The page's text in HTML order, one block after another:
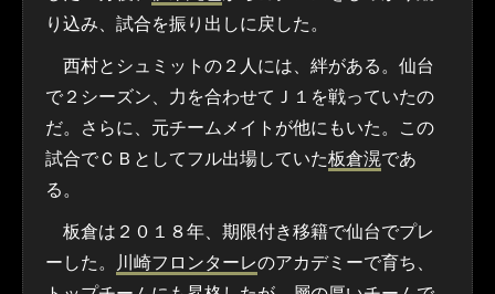
り込み、試合を振り出しに戻した。
西村とシュミットの２人には、絆がある。仙台
で２シーズン、力を合わせてＪ１を戦っていたの
だ。さらに、元チームメイトが他にもいた。この
試合でＣＢとしてフル出場していた板倉滉であ
る。
板倉は２０１８年、期限付き移籍で仙台でプレ
ーした。
川崎フロンターレのアカデミーで育ち、